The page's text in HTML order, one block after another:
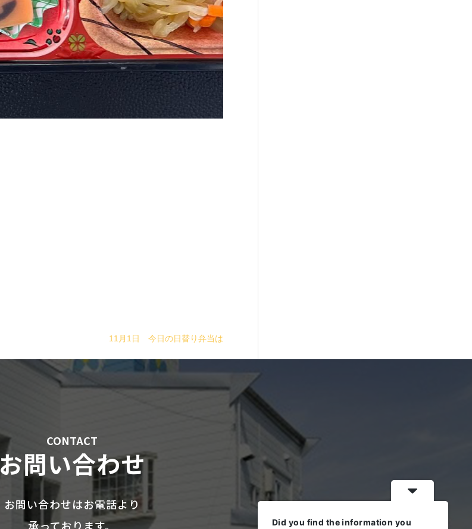
11月1日 今日の日替り弁当は
CONTACT
お問い合わせ
お問い合わせはお電話より
承っております。
Did you find the information you